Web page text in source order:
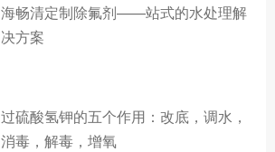
海畅清定制除氟剂——站式的水处理解
决方案
过硫酸氢钾的五个作用：改底，调水，
消毒，解毒，增氧